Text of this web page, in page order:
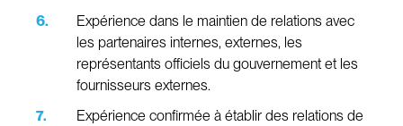
Expérience dans le maintien de relations avec
les partenaires internes, externes, les
représentants officiels du gouvernement et les
fournisseurs externes.
Expérience confirmée à établir des relations de